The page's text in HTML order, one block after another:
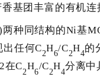
基团丰富的有机连
两种同结构的Ni基
出任何C2H6/C2H4的
在C2H6/C2H4分离中